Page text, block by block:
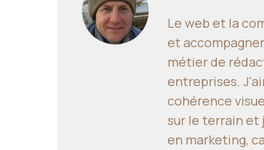
Le web et la
et
métier de
entreprises.
cohérence
sur le terrain et
en marketing,